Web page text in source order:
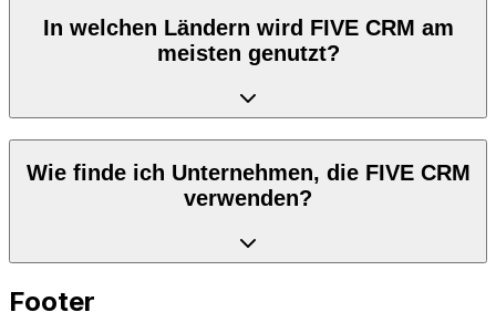
In welchen Ländern wird FIVE CRM am
meisten genutzt?
Wie finde ich Unternehmen, die FIVE CRM
verwenden?
Footer